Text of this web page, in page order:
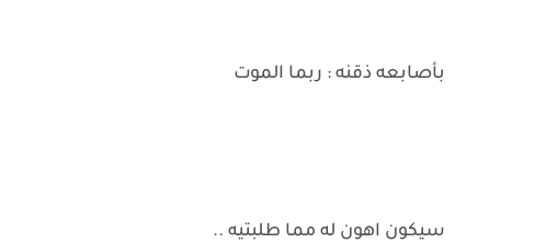
بأصابعه ذقنه : ربما الموت
سيكون اهون له مما طلبتيه ..